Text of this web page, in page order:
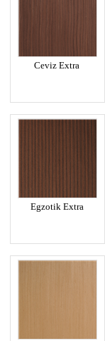
Ceviz Extra
Egzotik Extra